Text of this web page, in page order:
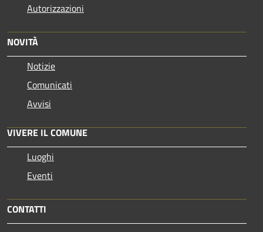
Autorizzazioni
NOVITÀ
Notizie
Comunicati
Avvisi
VIVERE IL COMUNE
Luoghi
Eventi
CONTATTI